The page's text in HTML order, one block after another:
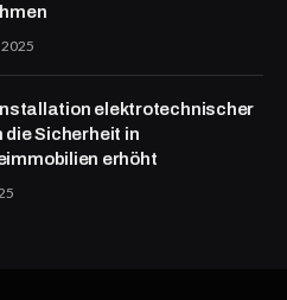
elektrotechnischer
die Sicherheit in
erhöht